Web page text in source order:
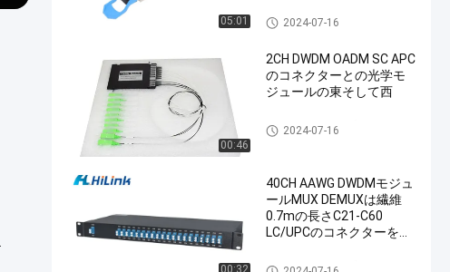
05:01
光学トランシーバー モジュー
ル
2024-07-16
00:46
2CH DWDM OADM SC APC
のコネクターとの光学モ
ジュールの東そして西
dwdm の マルチプレクサ の d
emux
2024-07-16
00:32
40CH AAWG DWDMモジュ
ールMUX DEMUXは繊維
0.7mの長さC21-C60
LC/UPCのコネクターを選
dwdm の マルチプレクサ の d